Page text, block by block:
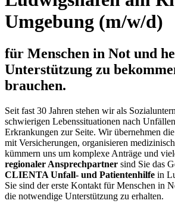
Umgebung (m/w/d)
für Menschen in Not und
Unterstützung zu
brauchen.
Seit fast 30 Jahren stehen wir als
schwierigen Lebenssituationen nach
Erkrankungen zur Seite. Wir übernehmen
mit Versicherungen, organisieren
kümmern uns um komplexe Anträge und
regionaler Ansprechpartner sind Sie das
CLIENTA Unfall- und Patientenhilfe in
Sie sind der erste Kontakt für Menschen in
die notwendige Unterstützung zu erhalten.